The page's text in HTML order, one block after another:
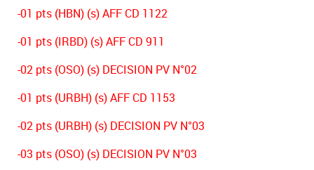
-01 pts (HBN) (s) AFF CD 1122
-01 pts (IRBD) (s) AFF CD 911
-02 pts (OSO) (s) DECISION PV N°02
-01 pts (URBH) (s) AFF CD 1153
-02 pts (URBH) (s) DECISION PV N°03
-03 pts (OSO) (s) DECISION PV N°03